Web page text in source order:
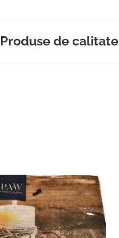
Produse de calitate